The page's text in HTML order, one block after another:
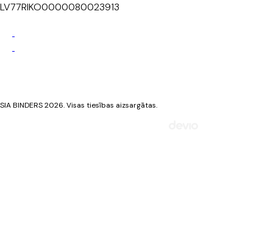
LV77RIKO0000080023913
SIA BINDERS 2026. Visas tiesības aizsargātas.